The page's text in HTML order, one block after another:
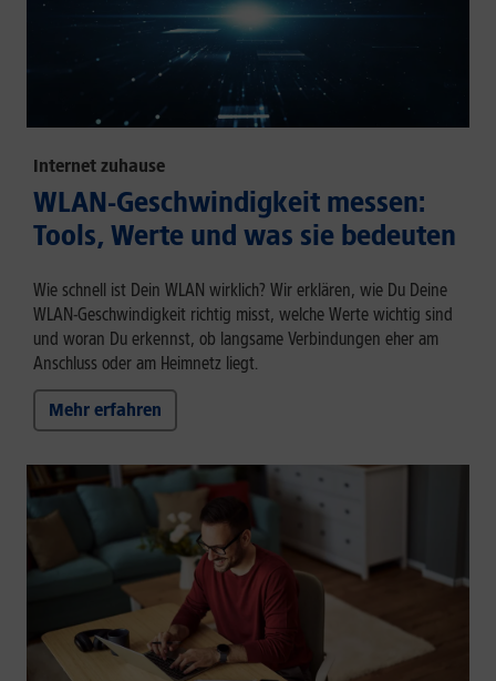
Internet zuhause
WLAN-Geschwindigkeit messen:
Tools, Werte und was sie bedeuten
Wie schnell ist Dein WLAN wirklich? Wir erklären, wie Du Deine
WLAN-Geschwindigkeit richtig misst, welche Werte wichtig sind
und woran Du erkennst, ob langsame Verbindungen eher am
Anschluss oder am Heimnetz liegt.
Mehr erfahren